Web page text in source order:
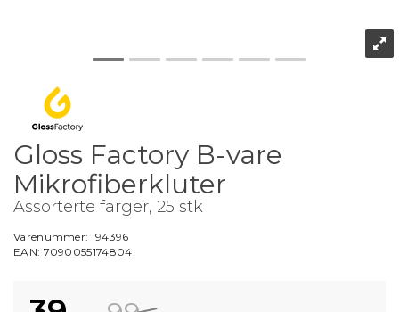
Gloss Factory B-vare
Mikrofiberkluter
Assorterte farger, 25 stk
Varenummer: 194396
EAN: 7090055174804